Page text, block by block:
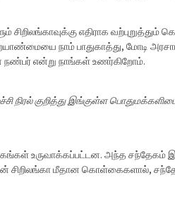
சிறிலங்காவுக்கு எதிராக
நாம் பாதுகாத்து, மோடி
நண்பர் என்று நாங்கள் உணர்கிறோம்.
நிரல் குறித்து இங்குள்ள
உருவாக்கப்பட்டன. அந்த சந்தேகம்
சிறிலங்கா மீதான கொள்கைகளால்,